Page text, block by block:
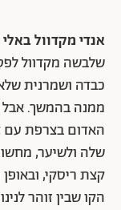
אנדי מקדוול
שלבשה מקדוול
כבדה ושמרנית
ממנה בהמשך.
האדום בצרפת עם
שלה ולשיער,
קצת ריסקי,
הקו שבין זוהר